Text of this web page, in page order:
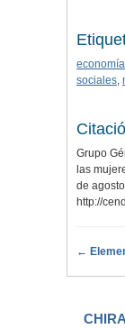
economía
sociales,
Grupo
las
de
http://
←